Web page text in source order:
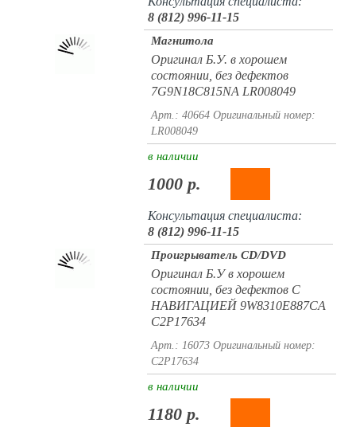
8 (812) 996-11-15
Магнитола
Оригинал Б.У. в хорошем
состоянии, без дефектов
7G9N18C815NA LR008049
Арт.: 40664 Оригинальный номер:
LR008049
в наличии
1000 р.
Консультация специалиста:
8 (812) 996-11-15
Проигрыватель CD/DVD
Оригинал Б.У в хорошем
состоянии, без дефектов С
НАВИГАЦИЕЙ 9W8310E887CA
C2P17634
Арт.: 16073 Оригинальный номер:
C2P17634
в наличии
1180 р.